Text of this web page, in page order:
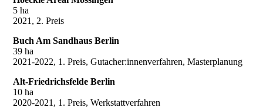
5 ha
2021, 2. Preis
Buch Am Sandhaus Berlin
39 ha
2021-2022, 1. Preis, Gutacher:innenverfahren, Masterplanung
Alt-Friedrichsfelde Berlin
10 ha
2020-2021, 1. Preis, Werkstattverfahren